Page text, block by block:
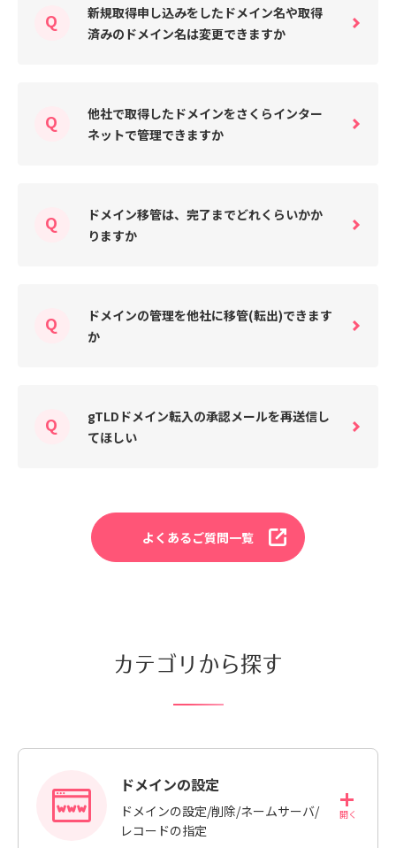
新規取得申し込みをしたドメイン名や取得
済みのドメイン名は変更できますか
他社で取得したドメインをさくらインター
ネットで管理できますか
ドメイン移管は、完了までどれくらいかか
りますか
ドメインの管理を他社に移管(転出)できます
か
gTLDドメイン転入の承認メールを再送信し
てほしい
よくあるご質問一覧
カテゴリから探す
ドメインの設定
ドメインの設定/削除/ネームサーバ/
レコードの指定